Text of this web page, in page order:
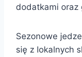
dodatkami oraz
Sezonowe
się z lokalnych